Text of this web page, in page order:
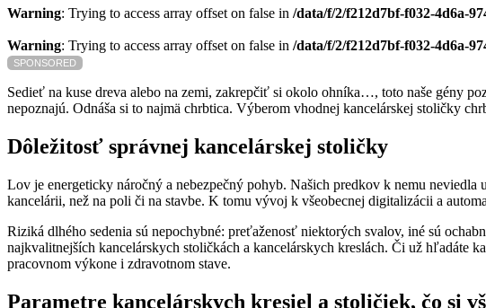
Warning: Trying to access array offset on false in /data/f/2/f212d7bf-f032-4d6a-
Warning: Trying to access array offset on false in /data/f/2/f212d7bf-f032-4d6a-
SPONSORED
Sedieť na kuse dreva alebo na zemi, zakrepčiť si okolo ohníka…, toto naše gény
nepoznajú. Odnáša si to najmä chrbtica. Výberom vhodnej kancelárskej stoličky
Dôležitosť správnej kancelárskej stoličky
Lov je energeticky náročný a nebezpečný pohyb. Našich predkov k nemu
kancelárii, než na poli či na stavbe. K tomu vývoj k všeobecnej digitalizácii a
Riziká dlhého sedenia sú nepochybné: preťaženosť niektorých svalov, iné sú
najkvalitnejších kancelárskych stoličkách a kancelárskych kreslách. Či už hľadáte
pracovnom výkone i zdravotnom stave.
Parametre kancelárskych kresiel a stoličiek, čo si